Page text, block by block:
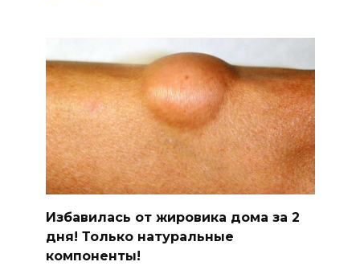
Избавилась от жировика дома за 2
дня! Только натуральные
компоненты!